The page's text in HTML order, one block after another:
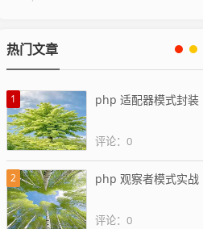
热门文章
1 php 适配器模式封装
评论：0
2 php 观察者模式实战
评论：0